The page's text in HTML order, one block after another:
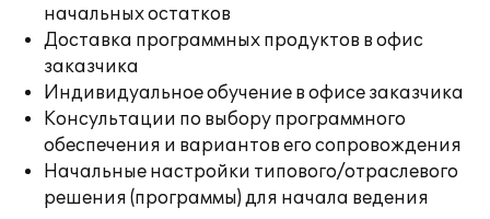
начальных остатков
Доставка программных продуктов в офис
заказчика
Индивидуальное обучение в офисе заказчика
Консультации по выбору программного
обеспечения и вариантов его сопровождения
Начальные настройки типового/отраслевого
решения (программы) для начала ведения